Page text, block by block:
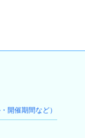
開催期間など）